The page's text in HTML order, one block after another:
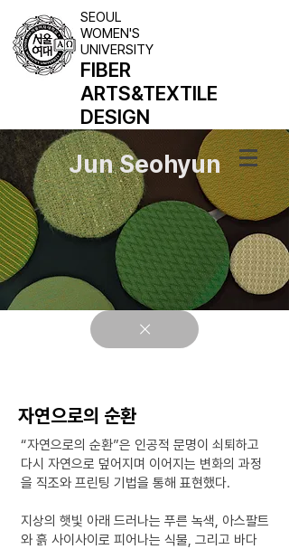
SEOUL
WOMEN'S
UNIVERSITY
FIBER
ARTS&TEXTILE
DESIGN
Jun Seohyun
자연으로의 순환
“자연으로의 순환”은 인공적 문명이 쇠퇴하고
다시 자연으로 덮어지며 이어지는 변화의 과정
을 직조와 프린팅 기법을 통해 표현했다.
지상의 햇빛 아래 드러나는 푸른 녹색, 아스팔트
와 흙 사이사이로 피어나는 식물, 그리고 바다